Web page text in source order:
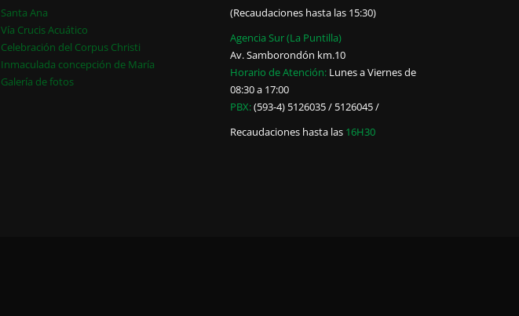
Santa Ana
Vía Crucis Acuático
Celebración del Corpus Christi
Inmaculada concepción de María
Galería de fotos
(Recaudaciones hasta las 15:30)
Agencia Sur (La Puntilla)
Av. Samborondón km.10
Horario de Atención:Lunes a Viernes de
08:30 a 17:00
PBX:(593-4) 5126035 / 5126045 /
Recaudaciones hasta las 16H30